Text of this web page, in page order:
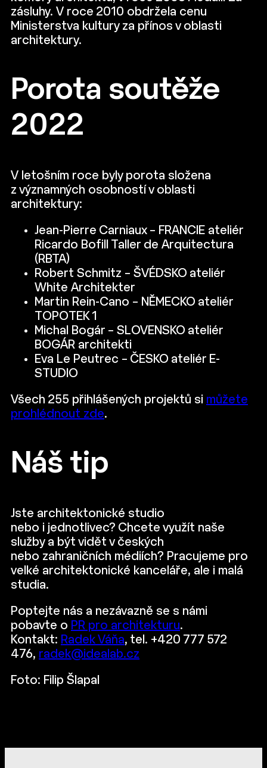
zásluhy. V roce 2010 obdržela cenu
Ministerstva kultury za přínos v oblasti
architektury.
Porota soutěže
2022
V letošním roce byly porota složena
z významných osobností v oblasti
architektury:
Jean-Pierre Carniaux – FRANCIE ateliér
Ricardo Bofill Taller de Arquitectura
(RBTA)‍
Robert Schmitz – ŠVÉDSKO ateliér
White Architekter‍
Martin Rein-Cano – NĚMECKO ateliér
TOPOTEK 1
Michal Bogár – SLOVENSKO ateliér
BOGÁR architekti
Eva Le Peutrec – ČESKO ateliér E-
STUDIO
‍Všech 255 přihlášených projektů si můžete
prohlédnout zde.
Náš tip
Jste architektonické studio
nebo i jednotlivec? Chcete využít naše
služby a být vidět v českých
nebo zahraničních médiích? Pracujeme pro
velké architektonické kanceláře, ale i malá
studia.
Poptejte nás a nezávazně se s námi
pobavte o PR pro architekturu.
Kontakt: Radek Váňa, tel. +420 777 572
476, radek@idealab.cz
Foto: Filip Šlapal